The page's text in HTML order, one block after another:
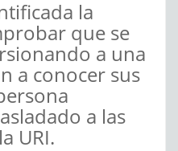
la
que se
a una
a conocer sus
a las
URI.